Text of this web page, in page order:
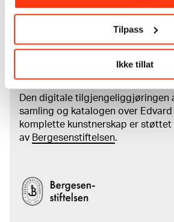
Tilpass
Ikke tillat
Les mer om bruk av våre
Den digitale tilgjengeliggjøringen
samling og katalogen over Edvard
komplette kunstnerskap er støttet
av Bergesenstiftelsen.